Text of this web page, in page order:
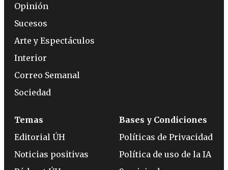
Opinión
Sucesos
Arte y Espectáculos
Interior
Correo Semanal
Sociedad
Temas
Editorial ÚH
Noticias positivas
Bases y Condiciones
Políticas de Privacidad
Política de uso de la IA